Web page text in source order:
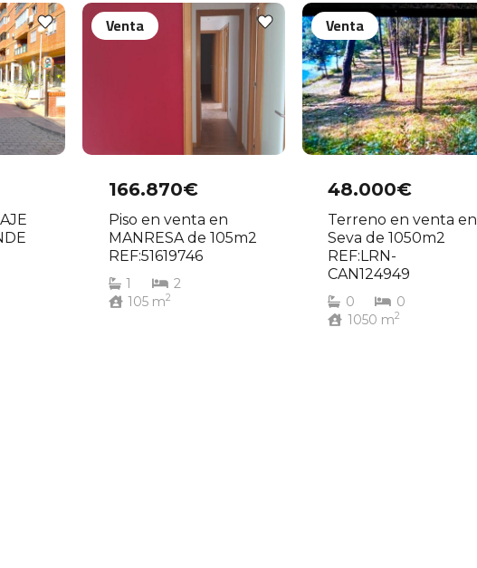
166.870€
Piso en venta en
MANRESA de 105m2
REF:51619746
1
2
105 m2
Venta
48.000€
Terreno en venta en
Seva de 1050m2
REF:LRN-
CAN124949
0
0
1050 m2
Venta